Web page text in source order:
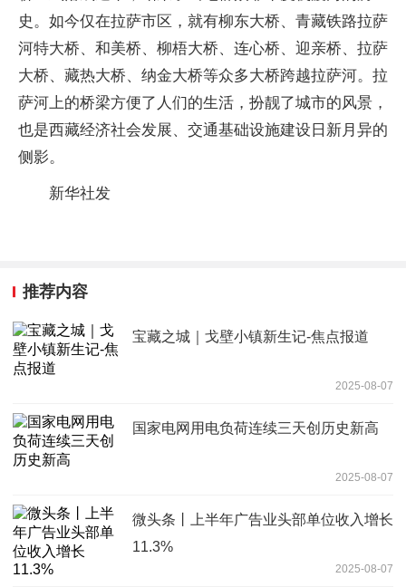
史。如今仅在拉萨市区，就有柳东大桥、青藏铁路拉萨
河特大桥、和美桥、柳梧大桥、连心桥、迎亲桥、拉萨
大桥、藏热大桥、纳金大桥等众多大桥跨越拉萨河。拉
萨河上的桥梁方便了人们的生活，扮靓了城市的风景，
也是西藏经济社会发展、交通基础设施建设日新月异的
侧影。
新华社发
推荐内容
宝藏之城｜戈壁小镇新生记-焦点报道
2025-08-07
国家电网用电负荷连续三天创历史新高
2025-08-07
微头条丨上半年广告业头部单位收入增长
11.3%
2025-08-07